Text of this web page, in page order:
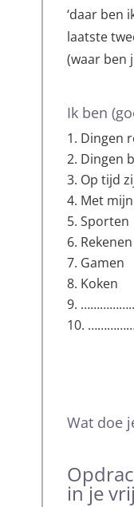
‘daar ben
laatste
(waar ben
Ik ben
Dingen
Dingen
Op tijd
Met
Sporten
Rekenen
Gamen
Koken
Wat doe
in je